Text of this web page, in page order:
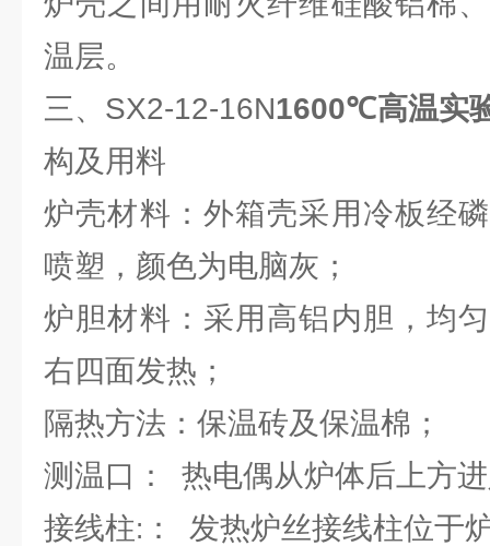
温层。
三、 SX2-12-16N1600℃高温实
构及用料
炉壳材料：外箱壳采用冷板经
喷塑，颜色为电脑灰；
炉胆材料：采用高铝内胆，均
右四面发热；
隔热方法：保温砖及保温棉；
测温口：
热电偶从炉体后上方
接线柱: ：
发热炉丝接线柱位于